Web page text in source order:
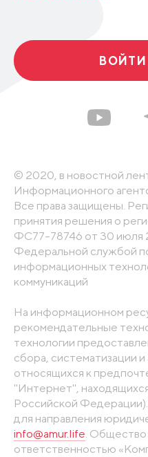
ВОЙТИ
© 2020, в новостной
Информационного
Все права защищены.
принятия решения о
ФС77-78746 от 30 июля
Федеральной службой
информационных
коммуникаций
На информационном
рекомендательные
технологии
сбора, систематизации и
относящихся к
"Интернет",
Российской
для направления
info@amur.life .
ответственностью